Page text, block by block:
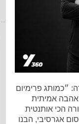
״כמותג פרימיום
אמיתית
הכי אותנטית
אגרסיבי, הבנו